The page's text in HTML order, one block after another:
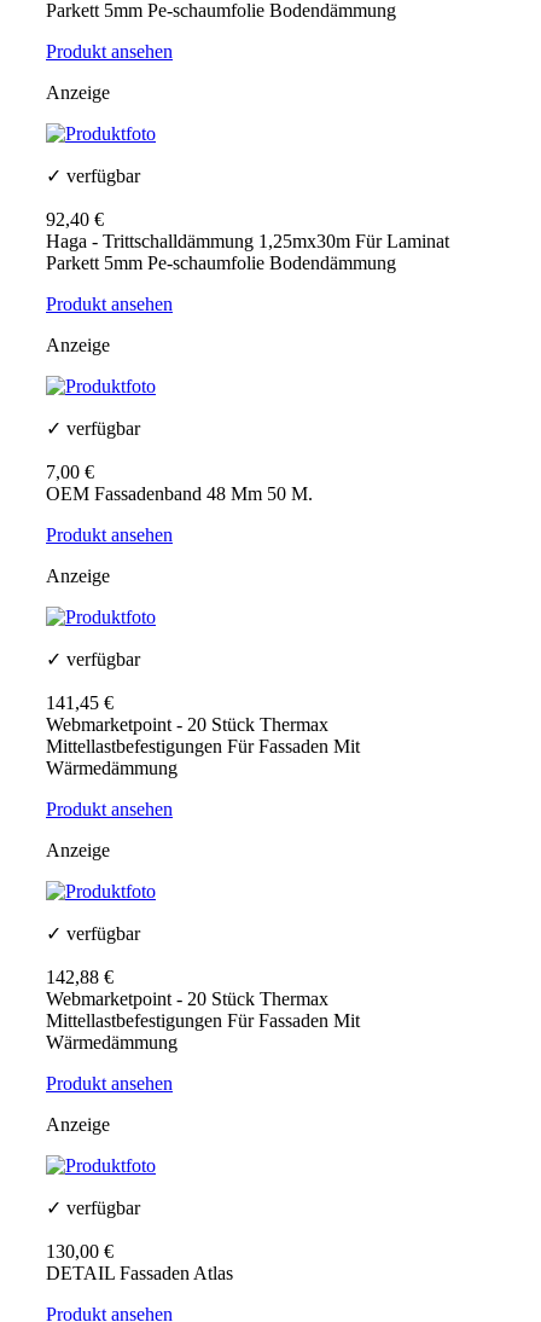
Parkett 5mm Pe-schaumfolie Bodendämmung
Produkt ansehen
Anzeige
✓ verfügbar
92,40 €
Haga - Trittschalldämmung 1,25mx30m Für Laminat
Parkett 5mm Pe-schaumfolie Bodendämmung
Produkt ansehen
Anzeige
✓ verfügbar
7,00 €
OEM Fassadenband 48 Mm 50 M.
Produkt ansehen
Anzeige
✓ verfügbar
141,45 €
Webmarketpoint - 20 Stück Thermax
Mittellastbefestigungen Für Fassaden Mit
Wärmedämmung
Produkt ansehen
Anzeige
✓ verfügbar
142,88 €
Webmarketpoint - 20 Stück Thermax
Mittellastbefestigungen Für Fassaden Mit
Wärmedämmung
Produkt ansehen
Anzeige
✓ verfügbar
130,00 €
DETAIL Fassaden Atlas
Produkt ansehen